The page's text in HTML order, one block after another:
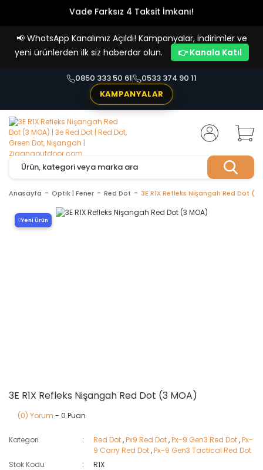
Vade Farksız 4 Taksit İmkanı!
📢 WhatsApp Kanalımız Açıldı! Kampanyalar, indirimler ve
yeni ürünlerden ilk siz haberdar olun.
👉 Kanala Katıl
0850 333 50 61
0533 374 90 11
KAMPANYALAR
Anasayfa Optik | Fener Red Dot 3E R1X Refleks Nişangah Red Dot (3
Yeni Ürün
3E R1X Refleks Nişangah Red Dot (3 MOA)
(0) Yorum - 0 Puan
Kategori Red Dot,Px9 Red Dot,Px-9 Gen3 Red Dot,Px-
9 Carry Red Dot,Px-9 Gen3 Tactical Red Dot
Stok Kodu
R1X